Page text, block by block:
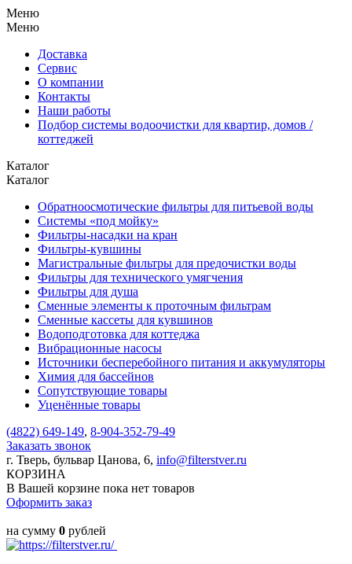
Меню
Меню
Доставка
Сервис
О компании
Контакты
Наши работы
Подбор системы водоочистки для квартир, домов /
коттеджей
Каталог
Каталог
Обратноосмотические фильтры для питьевой воды
Системы «под мойку»
Фильтры-насадки на кран
Фильтры-кувшины
Магистральные фильтры для предочистки воды
Фильтры для технического умягчения
Фильтры для душа
Сменные элементы к проточным фильтрам
Сменные кассеты для кувшинов
Водоподготовка для коттеджа
Вибрационные насосы
Источники бесперебойного питания и аккумуляторы
Химия для бассейнов
Сопутствующие товары
Уценённые товары
(4822) 649-149, 8-904-352-79-49
Заказать звонок
г. Тверь, бульвар Цанова, 6, info@filterstver.ru
КОРЗИНА
В Вашей корзине пока нет товаров
Оформить заказ
на сумму 0 рублей